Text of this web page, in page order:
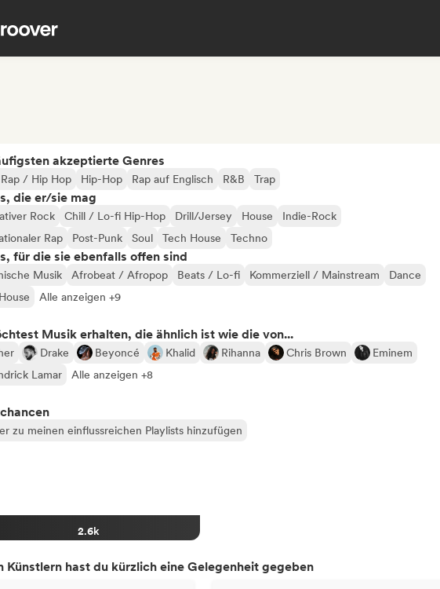
akzeptierte Genres
/ Hip Hop Hip-Hop Rap auf Englisch R&B Trap
die er/sie mag
Rock Chill / Lo-fi Hip-Hop Drill/Jersey House
Indie-Rock
Rap
Post-Punk Soul Tech House Techno
für die sie ebenfalls offen sind
Musik Afrobeat / Afropop Beats / Lo-fi Kommerziell / Mainstream
Dance
Alle anzeigen +9
Musik erhalten, die ähnlich ist wie die von...
Drake Beyoncé Khalid Rihanna Chris Brown
Eminem
Lamar
Alle anzeigen +8
zu meinen einflussreichen Playlists hinzufügen
2.6k
Künstlern hast du kürzlich eine Gelegenheit gegeben